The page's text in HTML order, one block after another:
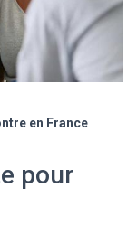
en France
pour